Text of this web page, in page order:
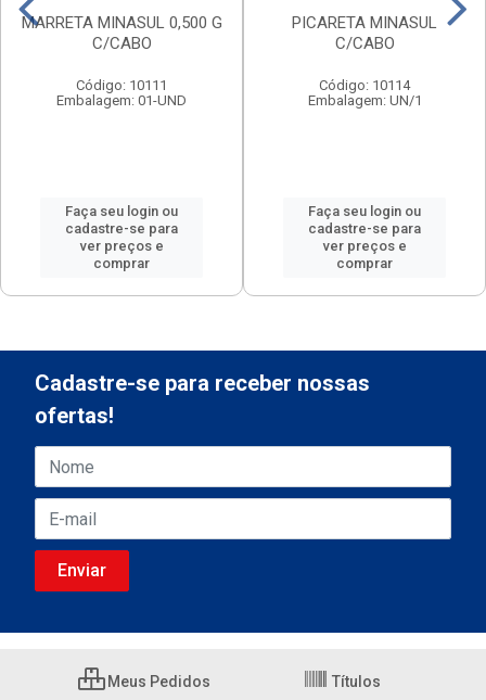
MARRETA MINASUL 0,500 G
C/CABO
Código: 10111
Embalagem: 01-UND
Faça seu login ou
cadastre-se para
ver preços e
comprar
PICARETA MINASUL
C/CABO
Código: 10114
Embalagem: UN/1
Faça seu login ou
cadastre-se para
ver preços e
comprar
Cadastre-se para receber nossas
ofertas!
Meus Pedidos Títulos